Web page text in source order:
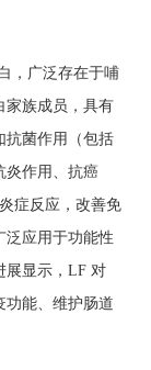
，广泛存在于哺
家族成员，具有
抗菌作用（包括
炎作用、抗癌
症反应，改善免
泛应用于功能性
展显示，LF 对
功能、维护肠道